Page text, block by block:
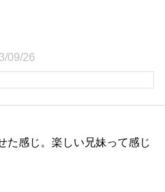
09/26
た感じ。楽しい兄妹って感じ